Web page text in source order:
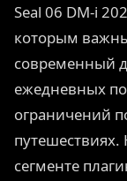
Seal 06 DM-i
которым
современный
ежедневных
ограничений
путешествиях.
сегменте